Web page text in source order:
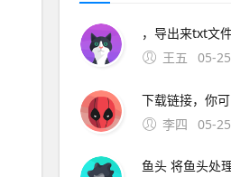
王五
05-25
李四
05-25